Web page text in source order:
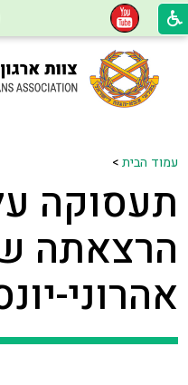
עמוד הבית>
תעסוקה
הרצאתה
אהרוני-יונס -